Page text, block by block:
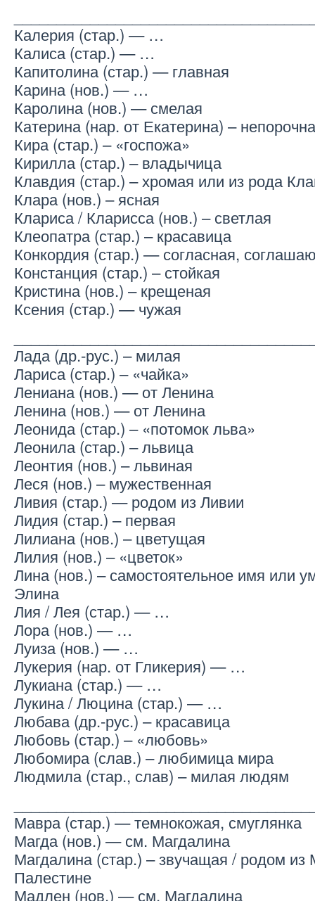
Калерия (стар.) — …
Калиса (стар.) — …
Капитолина (стар.) — главная
Карина (нов.) — …
Каролина (нов.) — смелая
Катерина (нар. от Екатерина) –
Кира (стар.) – «госпожа»
Кирилла (стар.) – владычица
Клавдия (стар.) – хромая или из рода
Клара (нов.) – ясная
Клариса / Кларисса (нов.) – светлая
Клеопатра (стар.) – красавица
Конкордия (стар.) — согласная,
Констанция (стар.) – стойкая
Кристина (нов.) – крещеная
Ксения (стар.) — чужая
Лада (др.-рус.) – милая
Лариса (стар.) – «чайка»
Лениана (нов.) — от Ленина
Ленина (нов.) — от Ленина
Леонида (стар.) – «потомок льва»
Леонила (стар.) – львица
Леонтия (нов.) – львиная
Леся (нов.) – мужественная
Ливия (стар.) — родом из Ливии
Лидия (стар.) – первая
Лилиана (нов.) – цветущая
Лилия (нов.) – «цветок»
Лина (нов.) – самостоятельное имя или
Элина
Лия / Лея (стар.) — …
Лора (нов.) — …
Луиза (нов.) — …
Лукерия (нар. от Гликерия) — …
Лукиана (стар.) — …
Лукина / Люцина (стар.) — …
Любава (др.-рус.) – красавица
Любовь (стар.) – «любовь»
Любомира (слав.) – любимица мира
Людмила (стар., слав) – милая людям
Мавра (стар.) — темнокожая, смуглянка
Магда (нов.) — см. Магдалина
Магдалина (стар.) – звучащая / родом из
Палестине
Мадлен (нов.) — см. Магдалина